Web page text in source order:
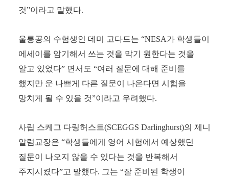
것”이라고 말했다.
울릉공의 수험생인 데미 고다드는 “NESA가 학생들이
에세이를 암기해서 쓰는 것을 막기 원한다는 것을
알고 있었다” 면서도 “여러 질문에 대해 준비를
했지만 운 나쁘게 다른 질문이 나온다면 시험을
망치게 될 수 있을 것”이라고 우려했다.
사립 스케그 다링허스트(SCEGGS Darlinghurst)의 제니
알럼교장은 “학생들에게 영어 시험에서 예상했던
질문이 나오지 않을 수 있다는 것을 반복해서
주지시켰다”고 말했다. 그는 “잘 준비된 학생이